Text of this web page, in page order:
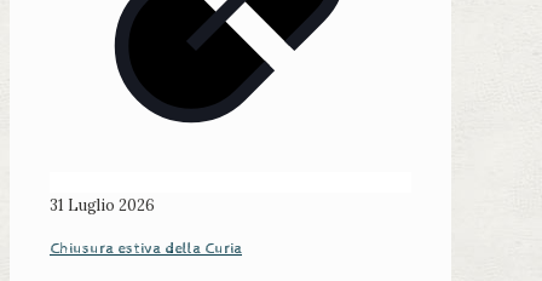
31 Luglio 2026
Chiusura estiva della Curia